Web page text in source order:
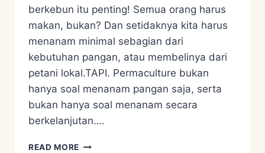
berkebun itu penting! Semua orang harus
makan, bukan? Dan setidaknya kita harus
menanam minimal sebagian dari
kebutuhan pangan, atau membelinya dari
petani lokal.TAPI. Permaculture bukan
hanya soal menanam pangan saja, serta
bukan hanya soal menanam secara
berkelanjutan….
READ MORE MISKONSEPSI